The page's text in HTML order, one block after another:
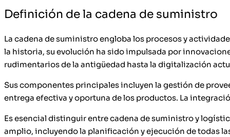
Definición de la cadena de suministro
La cadena de suministro engloba los procesos y
la historia, su evolución ha sido impulsada por
rudimentarios de la antigüedad hasta la digitalización
Sus componentes principales incluyen la gestión de
entrega efectiva y oportuna de los productos. La
Es esencial distinguir entre cadena de suministro y
amplio, incluyendo la planificación y ejecución de todas